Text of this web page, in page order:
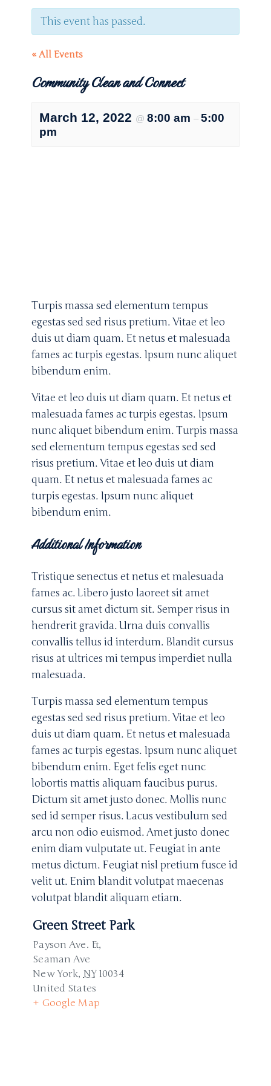
This event has passed.
« All Events
Community Clean and Connect
March 12, 2022 @ 8:00 am – 5:00
pm
Turpis massa sed elementum tempus
egestas sed sed risus pretium. Vitae et leo
duis ut diam quam. Et netus et malesuada
fames ac turpis egestas. Ipsum nunc aliquet
bibendum enim.
Vitae et leo duis ut diam quam. Et netus et
malesuada fames ac turpis egestas. Ipsum
nunc aliquet bibendum enim. Turpis massa
sed elementum tempus egestas sed sed
risus pretium. Vitae et leo duis ut diam
quam. Et netus et malesuada fames ac
turpis egestas. Ipsum nunc aliquet
bibendum enim.
Additional Information
Tristique senectus et netus et malesuada
fames ac. Libero justo laoreet sit amet
cursus sit amet dictum sit. Semper risus in
hendrerit gravida. Urna duis convallis
convallis tellus id interdum. Blandit cursus
risus at ultrices mi tempus imperdiet nulla
malesuada.
Turpis massa sed elementum tempus
egestas sed sed risus pretium. Vitae et leo
duis ut diam quam. Et netus et malesuada
fames ac turpis egestas. Ipsum nunc aliquet
bibendum enim. Eget felis eget nunc
lobortis mattis aliquam faucibus purus.
Dictum sit amet justo donec. Mollis nunc
sed id semper risus. Lacus vestibulum sed
arcu non odio euismod. Amet justo donec
enim diam vulputate ut. Feugiat in ante
metus dictum. Feugiat nisl pretium fusce id
velit ut. Enim blandit volutpat maecenas
volutpat blandit aliquam etiam.
Green Street Park
Payson Ave. &,
Seaman Ave
New York, NY 10034
United States
+ Google Map